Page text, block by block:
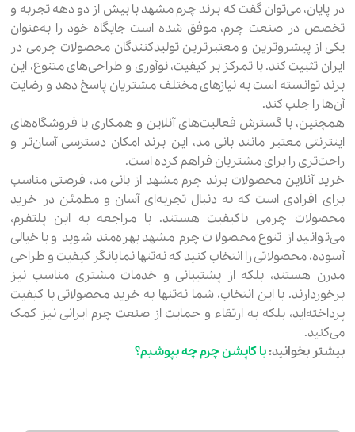
در پایان، می‌توان گفت که برند چرم مشهد با بیش از دو دهه تجربه و
تخصص در صنعت چرم، موفق شده است جایگاه خود را به‌عنوان
یکی از پیشروترین و معتبرترین تولیدکنندگان محصولات چرمی در
ایران تثبیت کند. با تمرکز بر کیفیت، نوآوری و طراحی‌های متنوع، این
برند توانسته است به نیازهای مختلف مشتریان پاسخ دهد و رضایت
آن‌ها را جلب کند.
همچنین، با گسترش فعالیت‌های آنلاین و همکاری با فروشگاه‌های
اینترنتی معتبر مانند بانی مد، این برند امکان دسترسی آسان‌تر و
راحت‌تری را برای مشتریان فراهم کرده است.
خرید آنلاین محصولات برند چرم مشهد از بانی مد، فرصتی مناسب
برای افرادی است که به دنبال تجربه‌ای آسان و مطمئن در خرید
محصولات چرمی باکیفیت هستند. با مراجعه به این پلتفرم،
می‌توانید از تنوع محصولات چرم مشهد بهره‌مند شوید و با خیالی
آسوده، محصولاتی را انتخاب کنید که نه‌تنها نمایانگر کیفیت و طراحی
مدرن هستند، بلکه از پشتیبانی و خدمات مشتری مناسب نیز
برخوردارند. با این انتخاب، شما نه‌تنها به خرید محصولاتی با کیفیت
پرداخته‌اید، بلکه به ارتقاء و حمایت از صنعت چرم ایرانی نیز کمک
می‌کنید.
بیشتر بخوانید:با کاپشن چرم چه بپوشیم؟